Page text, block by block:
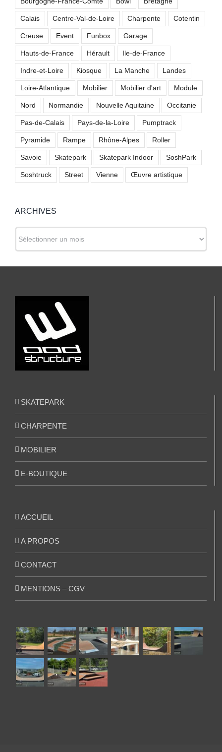
Calais Centre-Val-de-Loire Charpente Cotentin
Creuse Event Funbox Garage
Hauts-de-France Hérault Ile-de-France
Indre-et-Loire Kiosque La Manche Landes
Loire-Atlantique Mobilier Mobilier d'art Module
Nord Normandie Nouvelle Aquitaine Occitanie
Pas-de-Calais Pays-de-la-Loire Pumptrack
Pyramide Rampe Rhône-Alpes Roller
Savoie Skatepark Skatepark Indoor SoshPark
Soshtruck Street Vienne Œuvre artistique
ARCHIVES
SKATEPARK
CHARPENTE
MOBILIER
E-BOUTIQUE
ACCUEIL
A PROPOS
CONTACT
MENTIONS – CGV